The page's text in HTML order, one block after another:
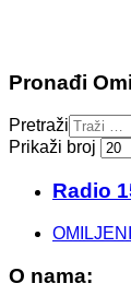
Pronađi
Pretraži
Prikaži broj
Radio
O nama: